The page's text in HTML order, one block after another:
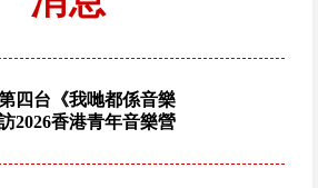
四台《我哋都係音樂
2026香港青年音樂營